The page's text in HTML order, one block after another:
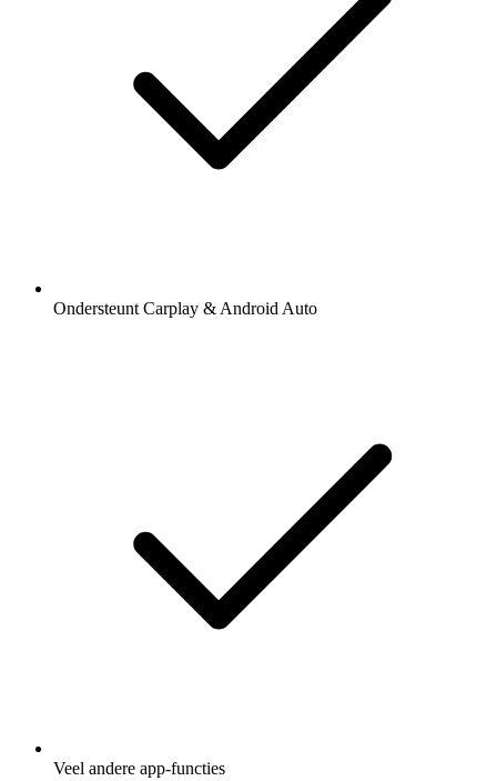
Ondersteunt Carplay & Android Auto
Veel andere app-functies